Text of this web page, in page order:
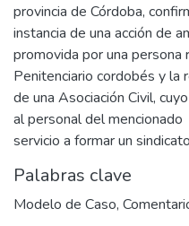
provincia de Córdoba,
instancia de una acción de
promovida por una persona
Penitenciario cordobés y la
de una Asociación Civil,
al personal del mencionado
servicio a formar un
Palabras clave
Modelo de Caso,